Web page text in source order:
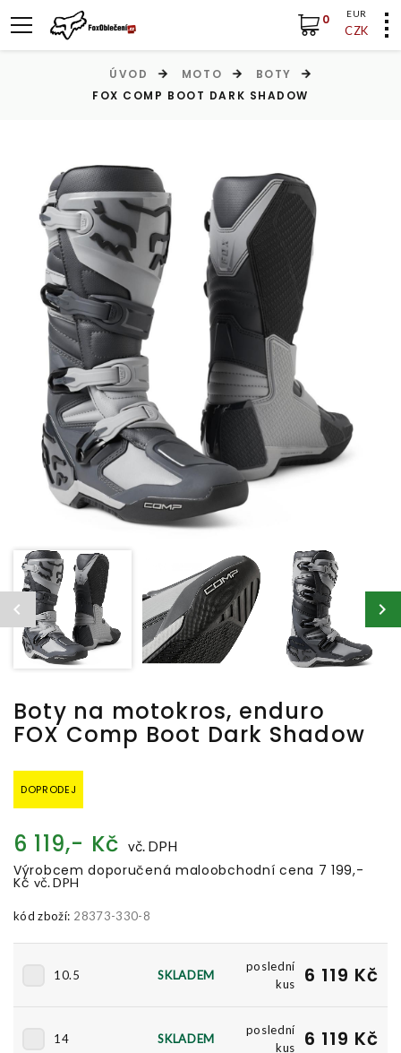
EUR
CZK
0
ÚVOD MOTO
BOTY
FOX COMP BOOT DARK SHADOW
Boty na motokros, enduro
FOX Comp Boot Dark Shadow
DOPRODEJ
6 119,- Kč vč. DPH
Výrobcem doporučená maloobchodní cena 7 199,-
Kč vč. DPH
kód zboží: 28373-330-8
10.5 SKLADEM
poslední
kus
6 119 Kč
14 SKLADEM
poslední
kus
6 119 Kč